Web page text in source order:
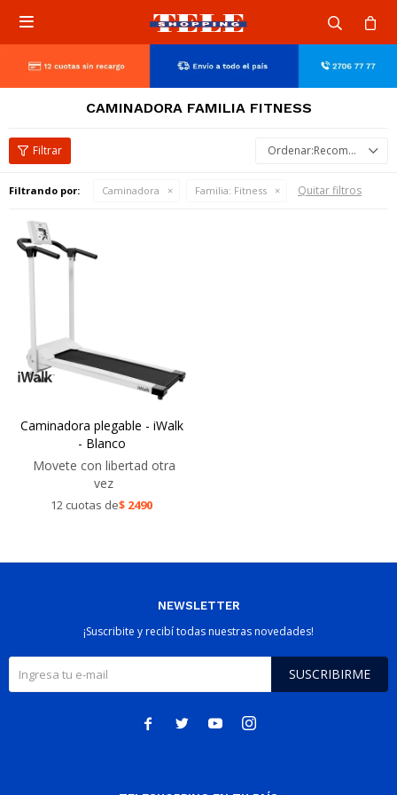

CAMINADORA FAMILIA FITNESS
Recomendados
Filtrando por: Caminadora Familia: Fitness Quitar filtros
Caminadora plegable - iWalk
- Blanco
Movete con libertad otra
vez
12 cuotas de$ 2490
NEWSLETTER
¡Suscribite y recibí todas nuestras novedades!
SUSCRIBIRME
   